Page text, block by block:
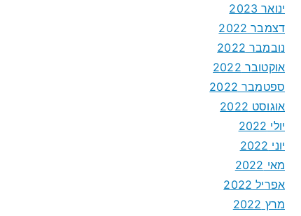
ינואר 2023
דצמבר 2022
נובמבר 2022
אוקטובר 2022
ספטמבר 2022
אוגוסט 2022
יולי 2022
יוני 2022
מאי 2022
אפריל 2022
מרץ 2022